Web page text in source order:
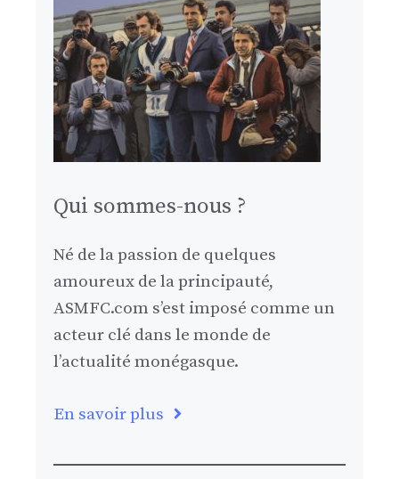
Qui sommes-nous ?
Né de la passion de quelques
amoureux de la principauté,
ASMFC.com s’est imposé comme un
acteur clé dans le monde de
l’actualité monégasque.
En savoir plus